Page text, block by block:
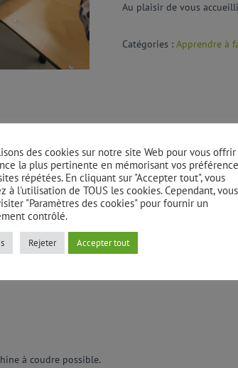
Au plaisir de vous
Catégories : Apprendre à
à coudre possible.
des cookies sur notre site Web pour vous offrir
la plus pertinente en mémorisant vos
répétées. En cliquant sur "Accepter tout", vous
à l'utilisation de TOUS les cookies. Cependant, vous
"Paramètres des cookies" pour fournir un
contrôlé.
Rejeter Accepter tout